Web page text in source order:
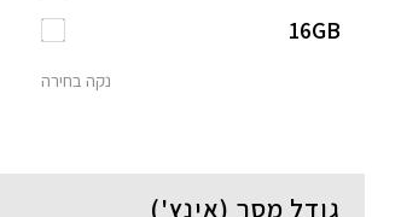
16GB
נקה בחירה
גודל מסך (אינץ')